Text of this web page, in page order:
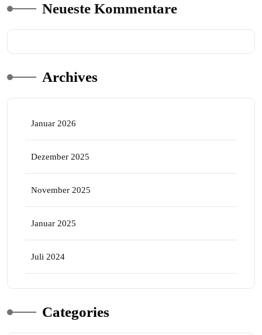
Neueste Kommentare
Archives
Januar 2026
Dezember 2025
November 2025
Januar 2025
Juli 2024
Categories